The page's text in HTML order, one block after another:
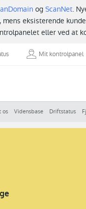
og ScanNet.
eksisterende
eller ved at
Mit kontrolpanel
os Vidensbase Driftstatus